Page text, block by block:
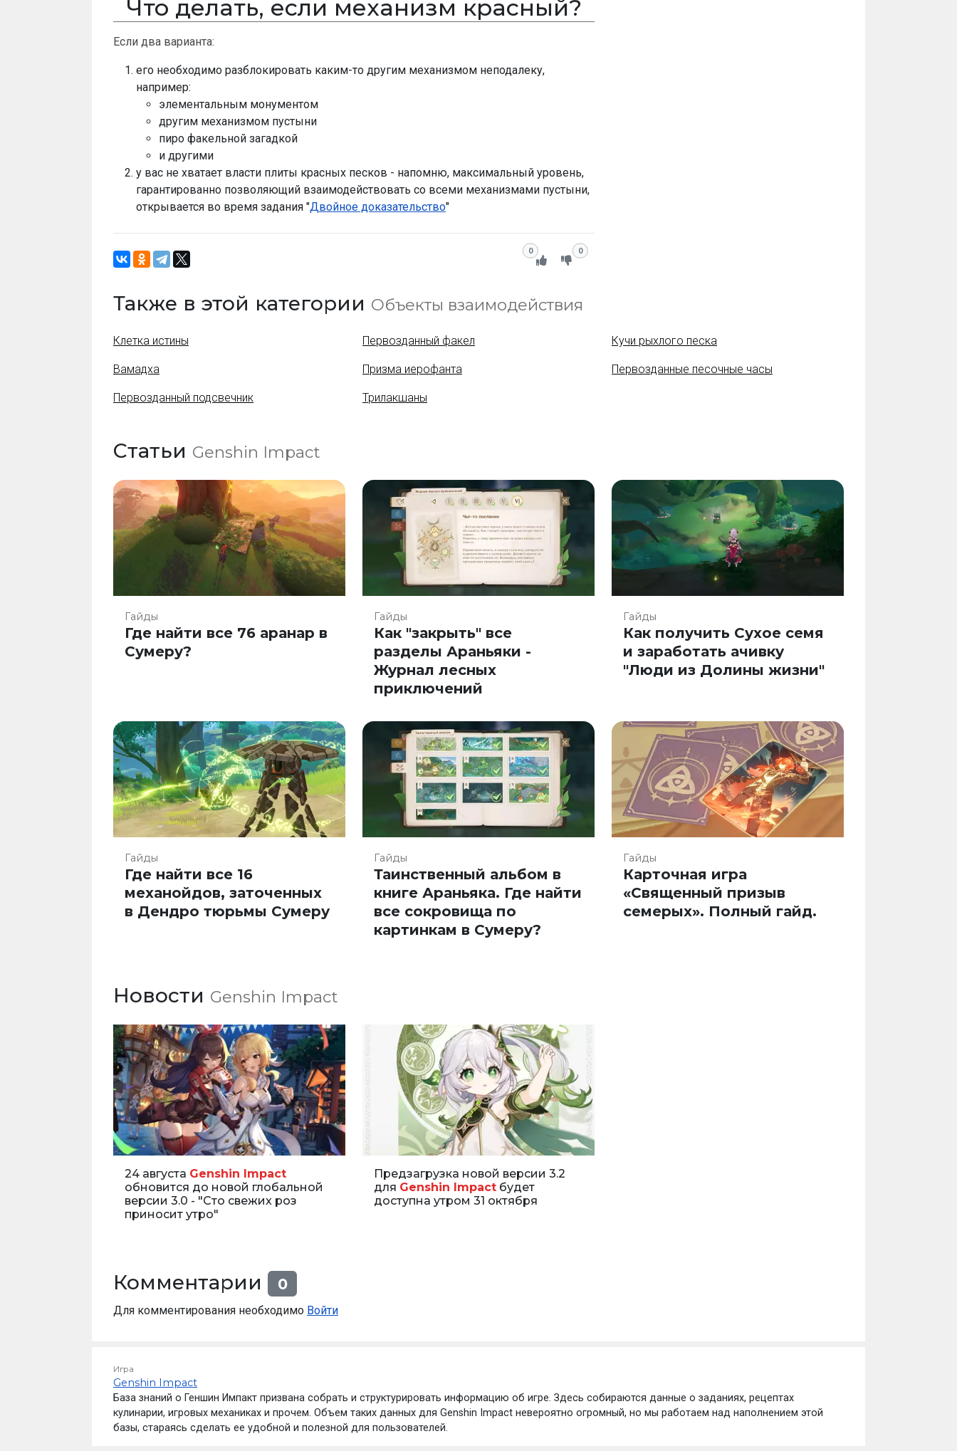
Что делать, если механизм красный?
Если два варианта:
его необходимо разблокировать каким-то другим механизмом неподалеку,
например:
элементальным монументом
другим механизмом пустыни
пиро факельной загадкой
и другими
у вас не хватает власти плиты красных песков - напомню, максимальный уровень,
гарантированно позволяющий взаимодействовать со всеми механизмами пустыни,
открывается во время задания "Двойное доказательство"
0 0
Также в этой категории Объекты взаимодействия
Клетка истины Первозданный факел Кучи рыхлого песка
Вамадха Призма иерофанта Первозданные песочные часы
Первозданный подсвечник Трилакшаны
Статьи Genshin Impact
Гайды
Где найти все 76 аранар в
Сумеру?
Гайды
Как "закрыть" все
разделы Араньяки -
Журнал лесных
приключений
Гайды
Как получить Сухое семя
и заработать ачивку
"Люди из Долины жизни"
Гайды
Где найти все 16
механойдов, заточенных
в Дендро тюрьмы Сумеру
Гайды
Таинственный альбом в
книге Араньяка. Где найти
все сокровища по
картинкам в Сумеру?
Гайды
Карточная игра
«Священный призыв
семерых». Полный гайд.
Новости Genshin Impact
24 августа Genshin Impact
обновится до новой глобальной
версии 3.0 - "Сто свежих роз
приносит утро"
Предзагрузка новой версии 3.2
для Genshin Impact будет
доступна утром 31 октября
Комментарии 0
Для комментирования необходимо Войти
Игра
Genshin Impact
База знаний о Геншин Импакт призвана собрать и структурировать информацию об игре. Здесь собираются данные о заданиях, рецептах
кулинарии, игровых механиках и прочем. Объем таких данных для Genshin Impact невероятно огромный, но мы работаем над наполнением этой
базы, стараясь сделать ее удобной и полезной для пользователей.